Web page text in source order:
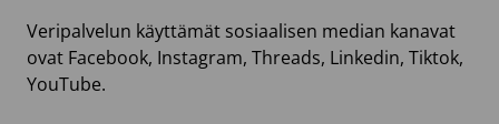
Veripalvelun käyttämät sosiaalisen median kanavat
ovat Facebook, Instagram, Threads, Linkedin, Tiktok,
YouTube.